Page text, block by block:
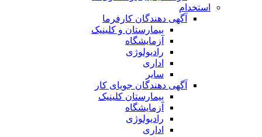
استخدام
آگهی دهندگان کارفرما
بیمارستان و کلینیک
آزمایشگاه
رادیولوژی
اداری
سایر
آگهی دهندگان جویای کار
بیمارستان کلینیک
آزمایشگاه
رادیولوژی
اداری